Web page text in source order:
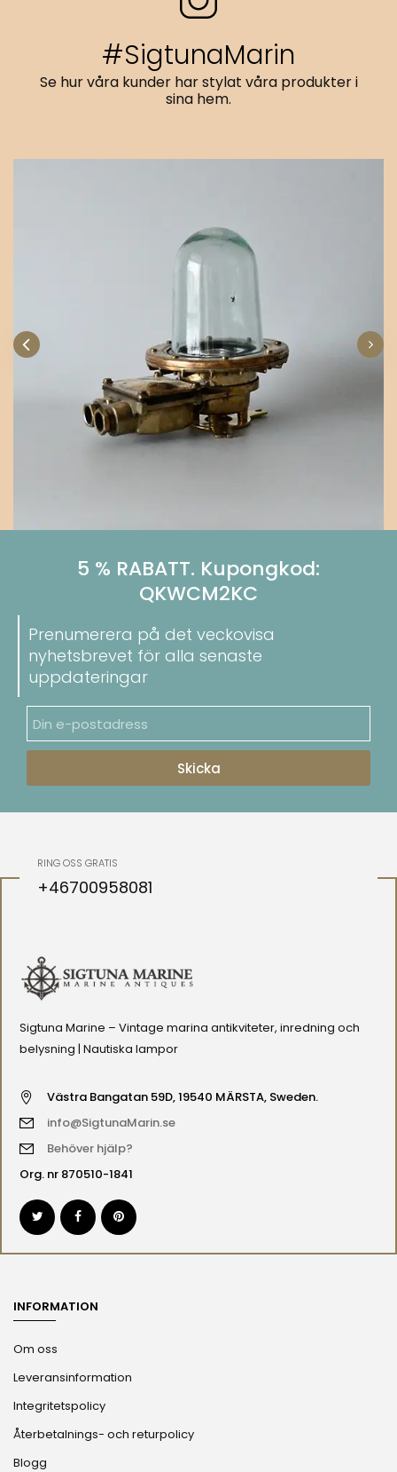
#SigtunaMarin
Se hur våra kunder har stylat våra produkter i
sina hem.
5 % RABATT. Kupongkod:
QKWCM2KC
Prenumerera på det veckovisa
nyhetsbrevet för alla senaste
uppdateringar
Skicka
RING OSS GRATIS
+46700958081
Sigtuna Marine – Vintage marina antikviteter, inredning och
belysning | Nautiska lampor
Västra Bangatan 59D, 19540 MÄRSTA, Sweden.
info@SigtunaMarin.se
Behöver hjälp?
Org. nr 870510-1841
INFORMATION
Om oss
Leveransinformation
Integritetspolicy
Återbetalnings- och returpolicy
Blogg